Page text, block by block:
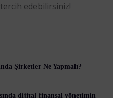
edebilirsiniz!
Şirketler Ne Yapmalı?
dijital finansal yönetimin